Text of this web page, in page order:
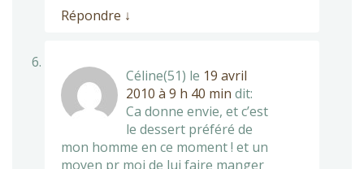
Répondre ↓
Céline(51) le 19 avril
2010 à 9 h 40 min dit:
Ca donne envie, et c’est
le dessert préféré de
mon homme en ce moment ! et un
moyen pr moi de lui faire manger